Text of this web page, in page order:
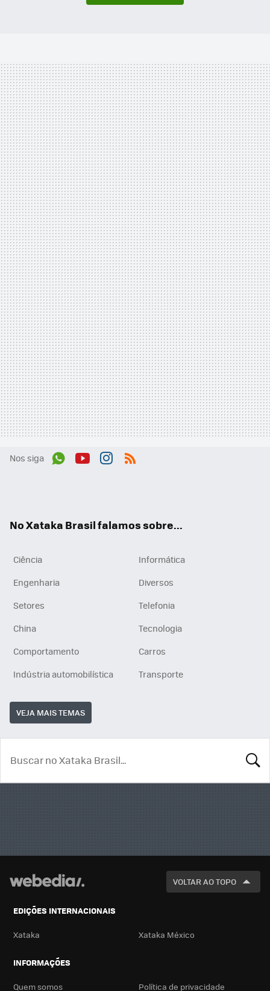
Nos siga
No Xataka Brasil falamos sobre...
Ciência
Informática
Engenharia
Diversos
Setores
Telefonia
China
Tecnologia
Comportamento
Carros
Indústria automobilística
Transporte
VEJA MAIS TEMAS
VOLTAR AO TOPO
EDIÇÕES INTERNACIONAIS
Xataka Xataka México
INFORMAÇÕES
Quem somos Política de privacidade